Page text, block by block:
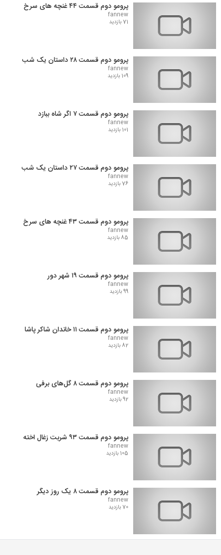
پرومو دوم قسمت ۴۴ غنچه های سرخ
fannew
71 بازدید
پرومو دوم قسمت ۲۸ داستان یک شب
fannew
109 بازدید
پرومو دوم قسمت ۷ اگر شاه ببازد
fannew
101 بازدید
پرومو دوم قسمت ۲۷ داستان یک شب
fannew
76 بازدید
پرومو دوم قسمت ۴۳ غنچه های سرخ
fannew
85 بازدید
پرومو دوم قسمت ۱۹ شهر دور
fannew
99 بازدید
پرومو دوم قسمت ۱۱ خاندان شاکر پاشا
fannew
82 بازدید
پرومو دوم قسمت ۸ گل‌های برفی
fannew
92 بازدید
پرومو دوم قسمت ۹۳ شربت زغال اخته
fannew
105 بازدید
پرومو دوم قسمت ۸ یک روز دیگر
fannew
70 بازدید